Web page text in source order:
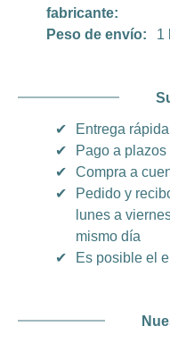
fabricante:
Peso de envío: 1
✔
Entrega
✔
Pago a
✔
Compra a
✔
Pedido y
lunes a
mismo día
✔
Es posible el